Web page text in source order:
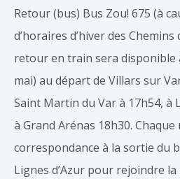
Retour (bus) Bus Zou! 675 (à
d’horaires d’hiver des Chemins
retour en train sera disponible
mai) au départ de Villars sur
Saint Martin du Var à 17h54, à
à Grand Arénas 18h30.
correspondance à la sortie du
Lignes d’Azur pour rejoindre